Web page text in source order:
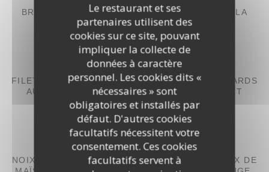
Le restaurant et ses
partenaires utilisent des
cookies sur ce site, pouvant
impliquer la collecte de
données à caractère
personnel. Les cookies dits «
nécessaires » sont
obligatoires et installés par
défaut. D'autres cookies
facultatifs nécessitent votre
consentement. Ces cookies
facultatifs servent à
BROCCOLINIS RÔTIS, SAUCE GREMOLATA À LA
PISTACHE
30,00 EUR
FILET DE BAR AUX AMANDES, TOMBÉE D'ÉPINARDS
AU CITRON CONFIT CONDIMENT AIL NOIR ET
BISQUE CRÉMEUSE
30,00 EUR
NOIX DE SAINT-JACQUES SNACKÉES, CRÉMEUX DE